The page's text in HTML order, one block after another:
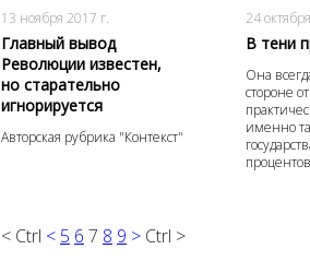
13 ноября 2017 г.
Главный вывод
Революции известен,
но старательно
игнорируется
Авторская рубрика "Контекст"
24
В тени
Она
стороне
именно
процентов
< Ctrl < 5 6 7 8 9 > Ctrl >